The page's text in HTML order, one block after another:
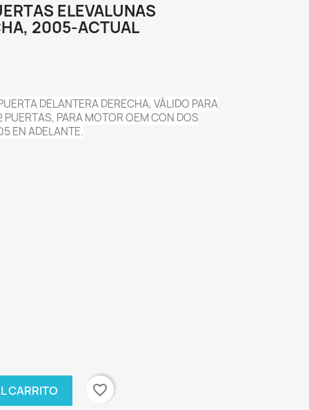
ELEVALUNAS
2005-ACTUAL
DELANTERA DERECHA, VÁLIDO PARA
PUERTAS, PARA MOTOR OEM CON DOS
EN ADELANTE.
CARRITO favorite_border